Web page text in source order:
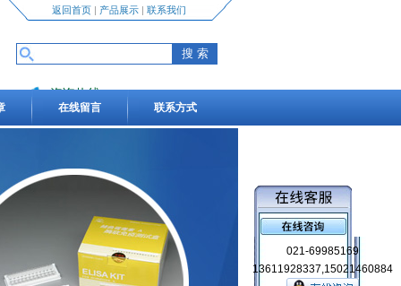
返回首页| 产品展示| 联系我们
咨询热线
13611928337,15021460884
在线留言 联系方式
021-69985169
13611928337,15021460884